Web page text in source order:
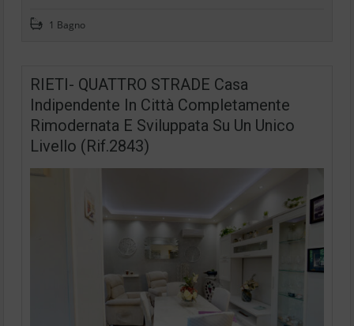
1 Bagno
RIETI- QUATTRO STRADE Casa
Indipendente In Città Completamente
Rimodernata E Sviluppata Su Un Unico
Livello (Rif.2843)